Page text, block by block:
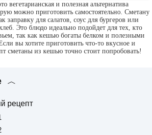
вегетарианская и полезная альтернатива
можно приготовить самостоятельно. Сметану
заправку для салатов, соус для бургеров или
Это блюдо идеально подойдет для тех, кто
так как кешью богаты белком и полезными
вы хотите приготовить что-то вкусное и
сметаны из кешью точно стоит попробовать!
рецепт